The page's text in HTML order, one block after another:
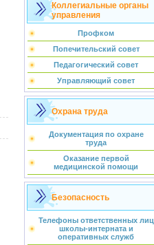
Коллегиальные органы
управления
Профком
Попечительский совет
Педагогический совет
Управляющий совет
Охрана труда
Документация по охране
труда
Оказание первой
медицинской помощи
Безопасность
Телефоны ответственных лиц
школы-интерната и
оперативных служб